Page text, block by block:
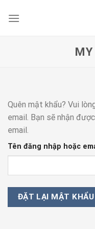
Quên mật khẩu? Vui
email. Bạn sẽ nhận
email.
Tên đăng nhập hoặc
ĐẶT LẠI MẬT KHẨU